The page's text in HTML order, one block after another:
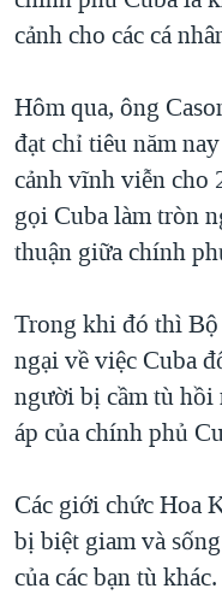
VĂN HOÁ
GIÁO DỤC
GROUND ZERO –
CÁC GIÁ TRỊ CỘNG
THƯỢNG ĐỈNH
TRỊNH VĨNH BÌNH
NGƯ DÂN VIỆT VÀ
QUAN HỆ VIỆT MỸ
Ngôn ngữ khác
cảnh cho các cá
Hôm qua, ông
đạt chỉ tiêu năm
cảnh vĩnh viễn cho
gọi Cuba làm tròn
thuận giữa chính
Trong khi đó thì
ngại về việc Cuba
người bị cầm tù hồi
áp của chính phủ
Các giới chức Hoa
bị biệt giam và
của các bạn tù khác.